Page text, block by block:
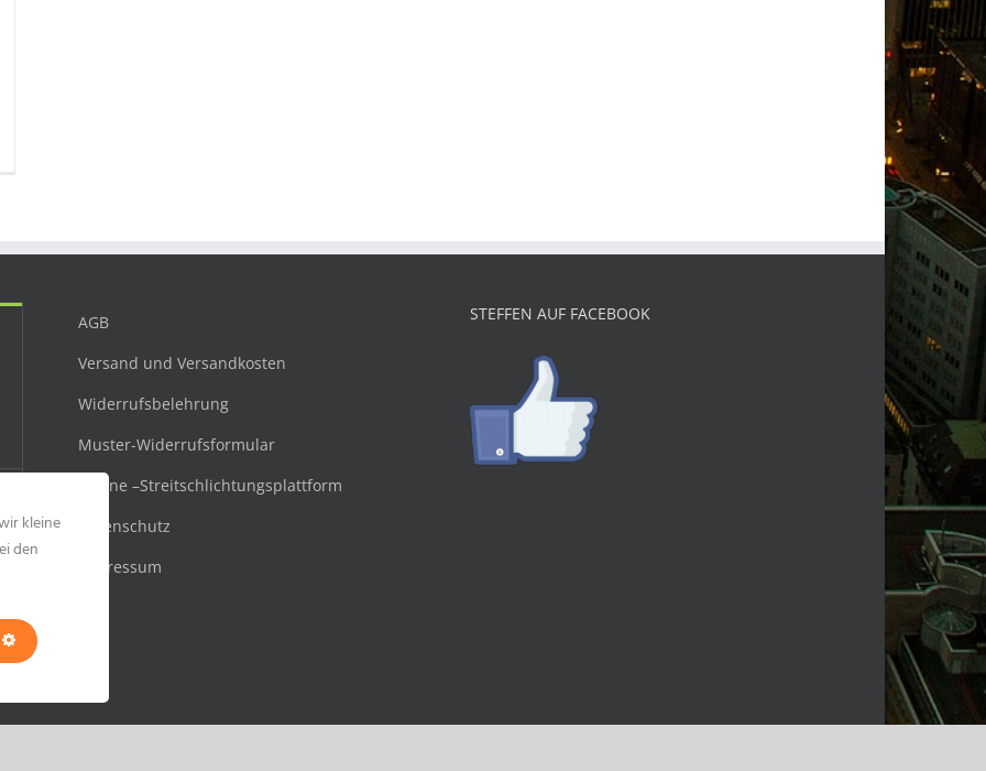
AGB
Versand und Versandkosten
Widerrufsbelehrung
Muster-Widerrufsformular
Online –Streitschlichtungsplattform
Datenschutz
Impressum
STEFFEN AUF FACEBOOK
kleine
den